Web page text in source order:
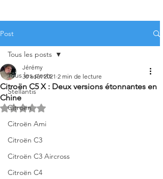
Post
Tous les posts
Stellantis
Citroën
Citroën Ami
Citroën C3
Citroën C3 Aircross
Citroën C4
Tous les posts
Citroën C5 X : Deux versions étonnantes en
Chine
Jérémy
30 août 2021 2 min de lecture
Noté NaN étoiles sur 5.